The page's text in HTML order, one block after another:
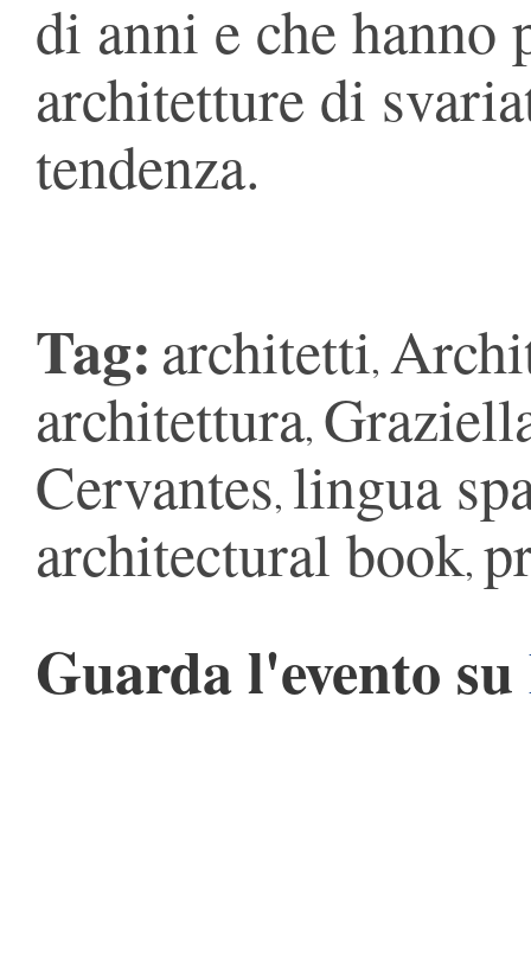
di anni e che hanno
architetture di
tendenza.
Tag: architetti,
architettura,
Cervantes, lingua
architectural book,
Guarda l'evento su